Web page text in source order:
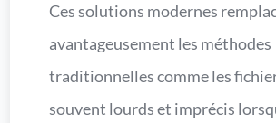
Ces solutions modernes
avantageusement les méthodes
traditionnelles comme les
souvent lourds et imprécis